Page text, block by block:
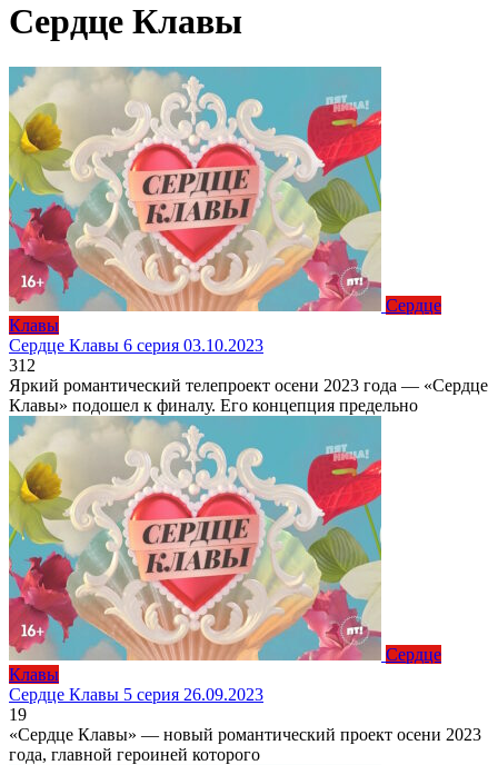
Сердце Клавы
Сердце
Клавы
Сердце Клавы 6 серия 03.10.2023
312
Яркий романтический телепроект осени 2023 года — «Сердце
Клавы» подошел к финалу. Его концепция предельно
Сердце
Клавы
Сердце Клавы 5 серия 26.09.2023
19
«Сердце Клавы» — новый романтический проект осени 2023
года, главной героиней которого